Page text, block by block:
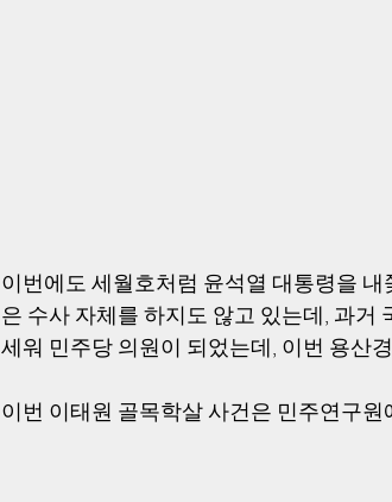
이번에도 세월호처럼 윤석열 대통령을
은 수사 자체를 하지도 않고 있는데, 과
세워 민주당 의원이 되었는데, 이번 용산
이번 이태원 골목학살 사건은 민주연구